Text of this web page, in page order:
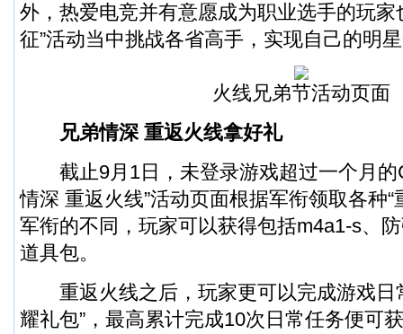
外，热爱电竞并有意愿成为职业选手的玩家
征”活动当中挑战各省高手，实现自己的明
火线兄弟节活动页面
兄弟情深 重返火线拿好礼
截止9月1日，未登录游戏超过一个月的
情深 重返火线”活动页面根据军衔领取各种“
军衔的不同，玩家可以获得包括m4a1-s、
道具包。
重返火线之后，玩家更可以完成游戏日
耀礼包”，最高累计完成10次日常任务便可